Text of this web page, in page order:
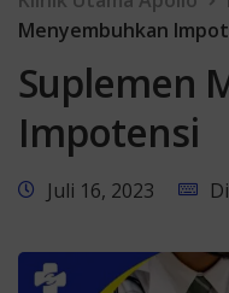
Menyembuhkan
Suplemen
Impotensi
Juli 16, 2023